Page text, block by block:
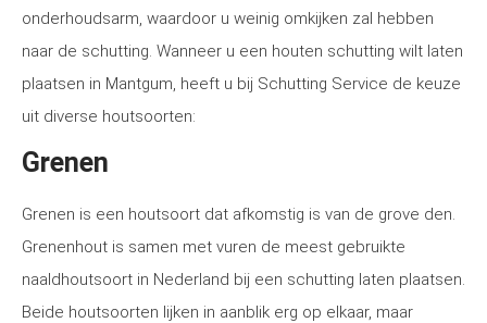
onderhoudsarm, waardoor u weinig omkijken zal hebben
naar de schutting. Wanneer u een houten schutting wilt laten
plaatsen in Mantgum, heeft u bij Schutting Service de keuze
uit diverse houtsoorten:
Grenen
Grenen is een houtsoort dat afkomstig is van de grove den.
Grenenhout is samen met vuren de meest gebruikte
naaldhoutsoort in Nederland bij een schutting laten plaatsen.
Beide houtsoorten lijken in aanblik erg op elkaar, maar